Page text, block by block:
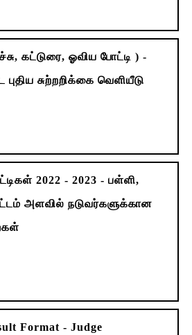
கட்டுரை, ஓவிய போட்டி ) -
சுற்றறிக்கை வெளியீடு
2022 - 2023 - பள்ளி,
அளவில் நடுவர்களுக்கான
Format - Judge